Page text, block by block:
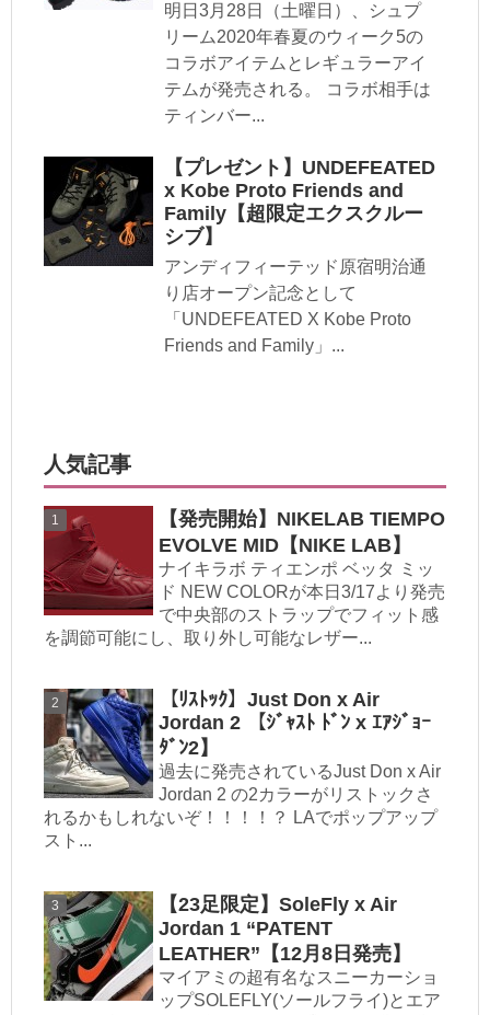
明日3月28日（土曜日）、シュプ
リーム2020年春夏のウィーク5の
コラボアイテムとレギュラーアイ
テムが発売される。 コラボ相手は
ティンバー...
【プレゼント】UNDEFEATED
x Kobe Proto Friends and
Family【超限定エクスクルー
シブ】
アンディフィーテッド原宿明治通
り店オープン記念として
「UNDEFEATED X Kobe Proto
Friends and Family」...
人気記事
【発売開始】NIKELAB TIEMPO
EVOLVE MID【NIKE LAB】
ナイキラボ ティエンポ ベッタ ミッ
ド NEW COLORが本日3/17より発売
で中央部のストラップでフィット感
を調節可能にし、取り外し可能なレザー...
【ﾘｽﾄｯｸ】Just Don x Air
Jordan 2 【ｼﾞｬｽﾄ ﾄﾞﾝ x ｴｱｼﾞｮｰ
ﾀﾞﾝ2】
過去に発売されているJust Don x Air
Jordan 2 の2カラーがリストックさ
れるかもしれないぞ！！！！？ LAでポップアップ
スト...
【23足限定】SoleFly x Air
Jordan 1 “PATENT
LEATHER”【12月8日発売】
マイアミの超有名なスニーカーショ
ップSOLEFLY(ソールフライ)とエア